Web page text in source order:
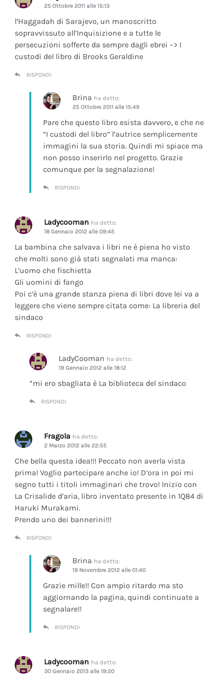
25 Ottobre 2011 alle 15:13
l’Haggadah di Sarajevo, un manoscritto
sopravvissuto all’Inquisizione e a tutte le
persecuzioni sofferte da sempre dagli ebrei –> I
custodi del libro di Brooks Geraldine
RISPONDI
Brina ha detto:
25 Ottobre 2011 alle 15:49
Pare che questo libro esista davvero, e che ne
“I custodi del libro” l’autrice semplicemente
immagini la sua storia. Quindi mi spiace ma
non posso inserirlo nel progetto. Grazie
comunque per la segnalazione!
RISPONDI
Ladycooman ha detto:
18 Gennaio 2012 alle 09:45
La bambina che salvava i libri ne è piena ho visto
che molti sono già stati segnalati ma manca:
L’uomo che fischietta
Gli uomini di fango
Poi c’è una grande stanza piena di libri dove lei va a
leggere che viene sempre citata come: La libreria del
sindaco
RISPONDI
LadyCooman ha detto:
19 Gennaio 2012 alle 18:12
*mi ero sbagliata è La biblioteca del sindaco
RISPONDI
Fragola ha detto:
2 Marzo 2012 alle 22:55
Che bella questa idea!!! Peccato non averla vista
prima! Voglio partecipare anche io! D’ora in poi mi
segno tutti i titoli immaginari che trovo! Inizio con
La Crisalide d’aria, libro inventato presente in 1Q84 di
Haruki Murakami.
Prendo uno dei bannerini!!!
RISPONDI
Brina ha detto:
19 Novembre 2012 alle 01:40
Grazie mille!! Con ampio ritardo ma sto
aggiornando la pagina, quindi continuate a
segnalare!!
RISPONDI
Ladycooman ha detto:
30 Gennaio 2013 alle 19:20